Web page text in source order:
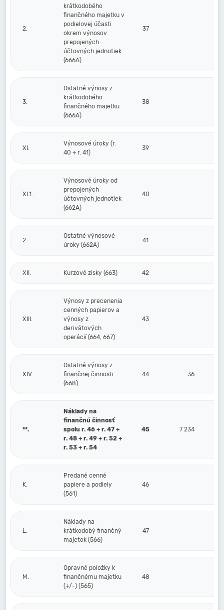
2.
krátkodobého
finančného majetku v
podielovej účasti
okrem výnosov
prepojených
účtovných jednotiek
(666A)
37
3.
Ostatné výnosy z
krátkodobého
finančného majetku
(666A)
38
XI.
Výnosové úroky (r.
40 + r. 41)
39
XI.1.
Výnosové úroky od
prepojených
účtovných jednotiek
(662A)
40
2.
Ostatné výnosové
úroky (662A)
41
XII. Kurzové zisky (663) 42
XIII.
Výnosy z precenenia
cenných papierov a
výnosy z
derivátových
operácií (664, 667)
43
XIV.
Ostatné výnosy z
finančnej činnosti
(668)
44 36
**.
Náklady na
finančnú činnosť
spolu r. 46 + r. 47 +
r. 48 + r. 49 + r. 52 +
r. 53 + r. 54
45 7 234
K.
Predané cenné
papiere a podiely
(561)
46
L.
Náklady na
krátkodobý finančný
majetok (566)
47
M.
Opravné položky k
finančnému majetku
(+/-) (565)
48